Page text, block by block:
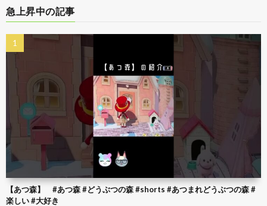
急上昇中の記事
【あつ森】 #あつ森 #どうぶつの森 #shorts #あつまれどうぶつの森 #
楽しい #大好き